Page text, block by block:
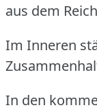
aus dem
Im Inneren
In den